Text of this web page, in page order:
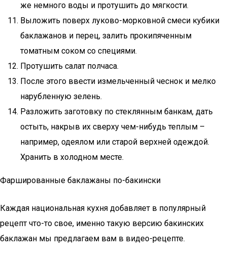
же немного воды и протушить до мягкости.
Выложить поверх луково-морковной смеси кубики
баклажанов и перец, залить прокипяченным
томатным соком со специями.
Протушить салат полчаса.
После этого ввести измельченный чеснок и мелко
нарубленную зелень.
Разложить заготовку по стеклянным банкам, дать
остыть, накрыв их сверху чем-нибудь теплым –
например, одеялом или старой верхней одеждой.
Хранить в холодном месте.
Фаршированные баклажаны по-бакински
Каждая национальная кухня добавляет в популярный
рецепт что-то свое, именно такую версию бакинских
баклажан мы предлагаем вам в видео-рецепте.